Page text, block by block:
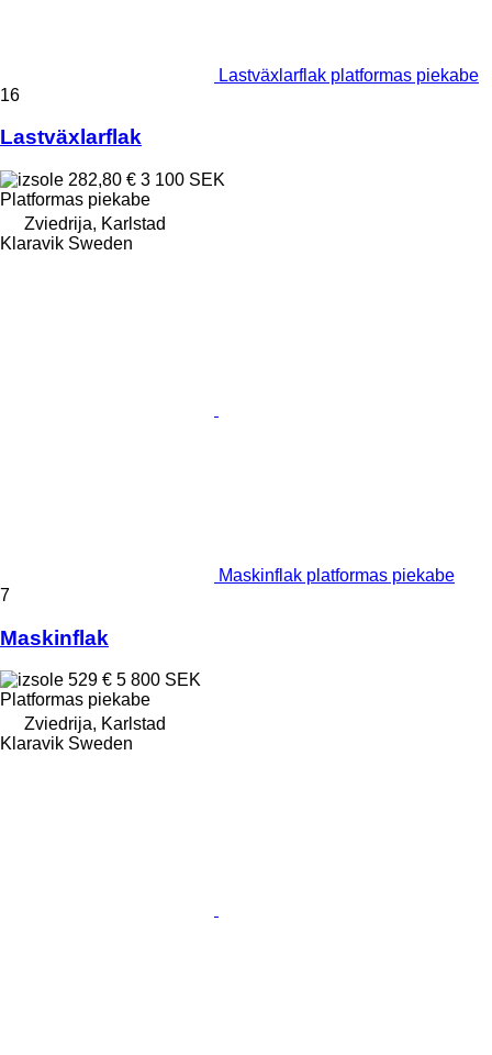
Lastväxlarflak platformas piekabe
16
Lastväxlarflak
282,80 € 3 100 SEK
Platformas piekabe
Zviedrija, Karlstad
Klaravik Sweden
Maskinflak platformas piekabe
7
Maskinflak
529 € 5 800 SEK
Platformas piekabe
Zviedrija, Karlstad
Klaravik Sweden